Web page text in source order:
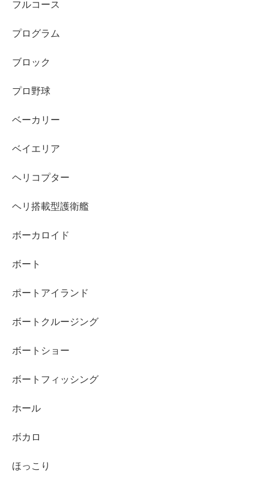
フルコース
プログラム
ブロック
プロ野球
ベーカリー
ベイエリア
ヘリコプター
ヘリ搭載型護衛艦
ボーカロイド
ボート
ポートアイランド
ボートクルージング
ボートショー
ボートフィッシング
ホール
ボカロ
ほっこり